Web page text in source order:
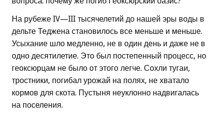
На рубеже IV—III тысячелетий до нашей эры воды в
дельте Теджена становилось все меньше и меньше.
Усыхание шло медленно, не в один день и даже не в
одно десятилетие. Это был постепенный процесс, но
геоксюрцам не было от этого легче. Сохли тугаи,
тростники, погибал урожай на полях, не хватало
кормов для скота. Пустыня неуклонно надвигалась
на поселения.